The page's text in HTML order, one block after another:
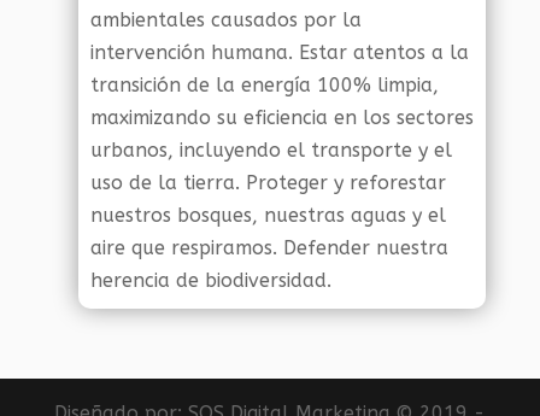
ambientales causados por la
intervención humana. Estar atentos a la
transición de la energía 100% limpia,
maximizando su eficiencia en los sectores
urbanos, incluyendo el transporte y el
uso de la tierra. Proteger y reforestar
nuestros bosques, nuestras aguas y el
aire que respiramos. Defender nuestra
herencia de biodiversidad.